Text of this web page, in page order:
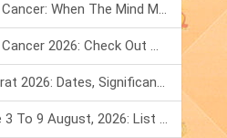
Mercury Transit In Cancer: When The Mind Meets The Heart!
Mercury Transit In Cancer 2026: Check Out What It Brings For You
Shravan Somvar Vrat 2026: Dates, Significance & Rituals In August
Weekly Horoscope 3 To 9 August, 2026: List Of Fasts & Festivals